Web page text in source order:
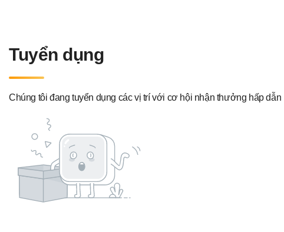
Tuyển dụng
Chúng tôi đang tuyển dụng các vị trí với cơ hội nhận thưởng hấp dẫn